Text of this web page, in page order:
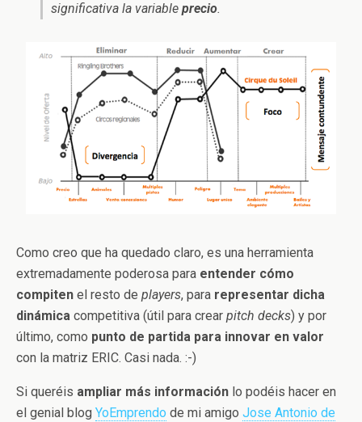
significativa la variable precio.
Como creo que ha quedado claro, es una herramienta
extremadamente poderosa para entender cómo
compiten el resto de players, para representar dicha
dinámica competitiva (útil para crear pitch decks) y por
último, como punto de partida para innovar en valor
con la matriz ERIC. Casi nada. :-)
Si queréis ampliar más información lo podéis hacer en
el genial blog YoEmprendo de mi amigo Jose Antonio de